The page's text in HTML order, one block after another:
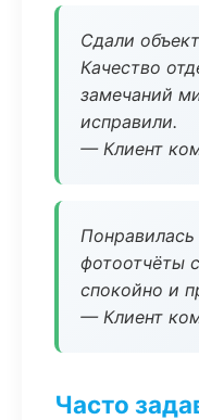
Сдали
Качество
замечаний
исправили.
— Клиент
фотоотчёты
спокойно и
— Клиент
Часто